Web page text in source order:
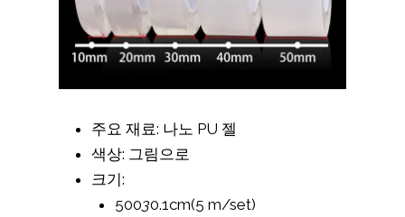
주요 재료: 나노 PU 젤
색상: 그림으로
크기:
50030.1cm(5 m/set)